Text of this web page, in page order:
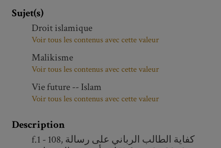
Sujet(s)
Droit islamique
Voir tous les contenus avec cette valeur
Malikisme
Voir tous les contenus avec cette valeur
Vie future -- Islam
Voir tous les contenus avec cette valeur
Description
f.1 - 108, كفاية الطالب الرباني على رسالة